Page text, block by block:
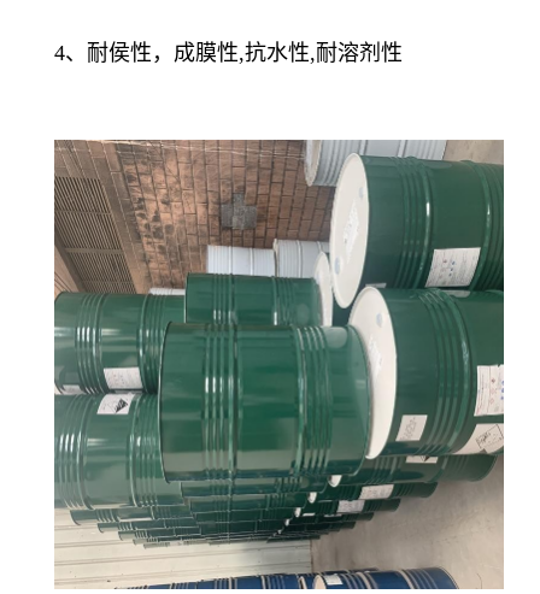
4、耐侯性，成膜性,抗水性,耐溶剂性